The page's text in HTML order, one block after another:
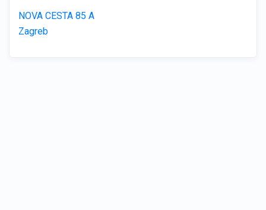
NOVA CESTA 85 A
Zagreb